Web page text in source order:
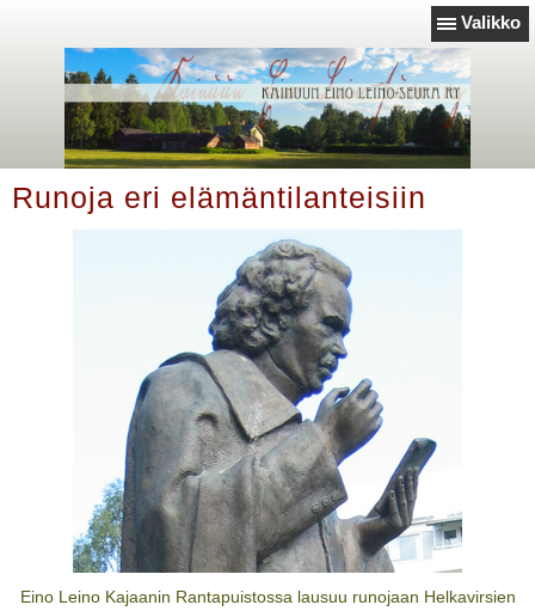
Valikko
Runoja eri elämäntilanteisiin
Eino Leino Kajaanin Rantapuistossa lausuu runojaan Helkavirsien